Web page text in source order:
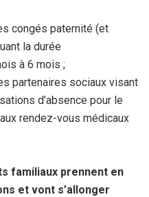
congés paternité (et
la durée
à 6 mois ;
partenaires sociaux visant
d’absence pour le
rendez-vous médicaux
familiaux prennent en
et vont s’allonger